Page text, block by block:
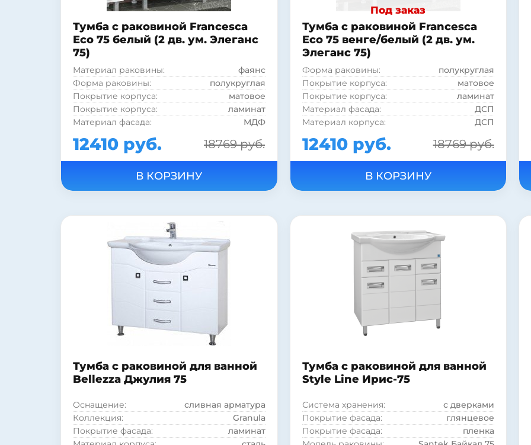
Тумба с раковиной Francesca
Eco 75 белый (2 дв. ум. Элеганс
75)
Материал раковины:
фаянс
Форма раковины:
полукруглая
Покрытие корпуса:
матовое
Покрытие корпуса:
ламинат
Материал фасада:
МДФ
Материал корпуса:
Стиль:
современный
Монтаж:
напольный
Коллекция:
Eco
Покрытие фасада:
матовое
Покрытие фасада:
Модель раковины:
Kirovit Элеганс 75
12410 руб. 18769 руб.
Под заказ
Тумба с раковиной Francesca
Eco 75 венге/белый (2 дв. ум.
Элеганс 75)
Форма раковины:
полукруглая
Покрытие корпуса:
матовое
Покрытие корпуса:
ламинат
Материал фасада:
ДСП
Материал корпуса:
ДСП
Материал раковины:
Стиль:
современный
Монтаж:
напольный
Страна:
Россия
Модель раковины:
Kirovit Элеганс 75
Система хранения:
Покрытие фасада:
Покрытие фасада:
12410 руб. 18769 руб.
Тумба с раковиной для ванной
Bellezza Джулия 75
Оснащение:
сливная арматура
Коллекция:
Granula
Покрытие фасада:
ламинат
Тумба c раковиной для ванной
Style Line Ирис-75
Система хранения:
с дверками
Покрытие фасада:
глянцевое
Покрытие фасада:
пленка